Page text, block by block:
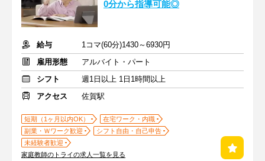
0分から指導可能◎
給与
1コマ(60分)1430～6930円
雇用形態
アルバイト・パート
シフト
週1日以上 1日1時間以上
アクセス
佐賀駅
短期（1ヶ月以内OK）
在宅ワーク・内職
副業・Ｗワーク歓迎
シフト自由・自己申告
未経験者歓迎
家庭教師のトライの求人一覧を見る